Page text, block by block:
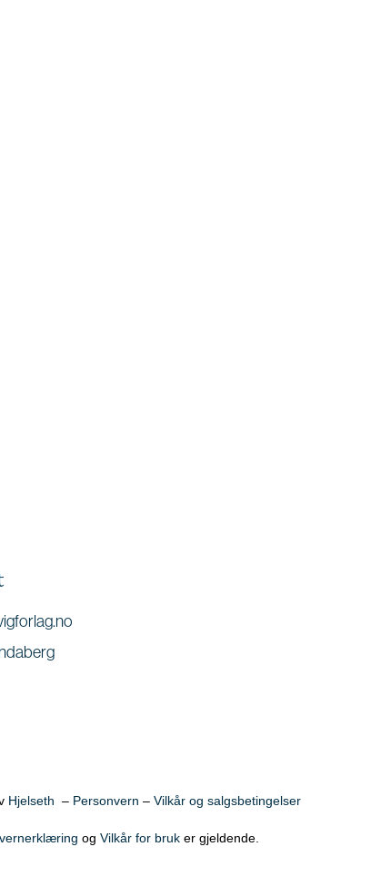
Hjelseth – Personvern – Vilkår og salgsbetingelser
og Vilkår for bruk er gjeldende.